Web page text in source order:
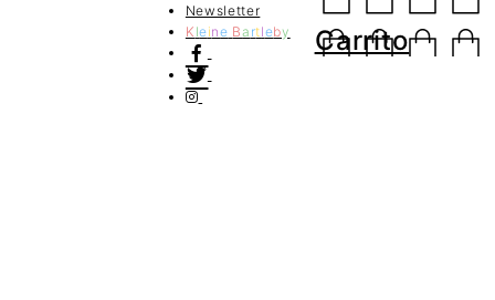
Newsletter
K leine Ba rtleby Carrito